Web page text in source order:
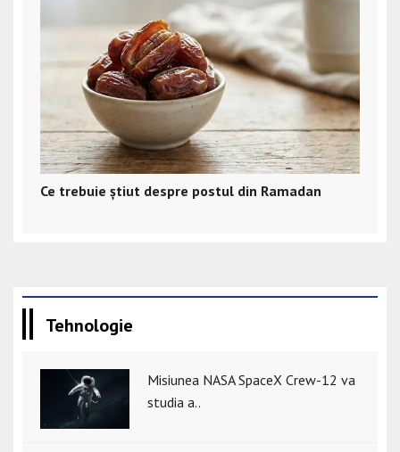
Ce trebuie știut despre postul din Ramadan
Tehnologie
Misiunea NASA SpaceX Crew-12 va
studia a..